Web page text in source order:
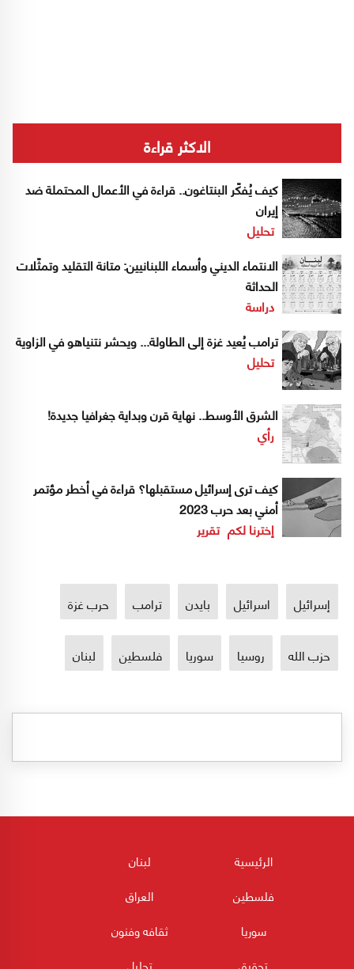
الاكثر قراءة
كيف يُفكّر البنتاغون.. قراءة في الأعمال المحتملة ضد
إيران
تحليل
الانتماء الديني وأسماء اللبنانيين: متانة التقليد وتمثّلات
الحداثة
دراسة
ترامب يُعيد غزة إلى الطاولة... ويحشر نتنياهو في الزاوية
تحليل
الشرق الأوسط.. نهاية قرن وبداية جغرافيا جديدة!
رأي
كيف ترى إسرائيل مستقبلها؟ قراءة في أخطر مؤتمر
أمني بعد حرب 2023
إخترنا لكم تقرير
إسرائيل اسرائيل بايدن ترامب حرب غزة
حزب الله روسيا سوريا فلسطين لبنان
الرئيسية
لبنان
فلسطين
العراق
سوريا
ثقافه وفنون